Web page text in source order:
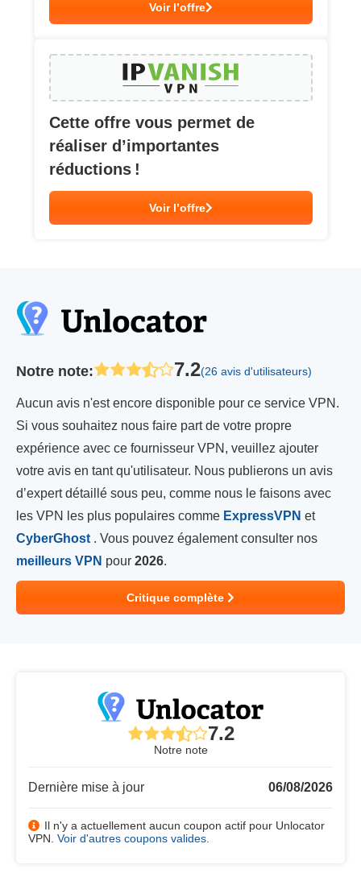
Voir l’offre
Cette offre vous permet de
réaliser d’importantes
réductions !
Voir l’offre
Notre note: 7.2(26 avis d'utilisateurs)
Aucun avis n'est encore disponible pour ce service VPN.
Si vous souhaitez nous faire part de votre propre
expérience avec ce fournisseur VPN, veuillez ajouter
votre avis en tant qu'utilisateur. Nous publierons un avis
d’expert détaillé sous peu, comme nous le faisons avec
les VPN les plus populaires comme ExpressVPN et
CyberGhost . Vous pouvez également consulter nos
meilleurs VPN pour 2026.
Critique complète
7.2
Notre note
Dernière mise à jour 06/08/2026
Il n'y a actuellement aucun coupon actif pour Unlocator
VPN. Voir d'autres coupons valides